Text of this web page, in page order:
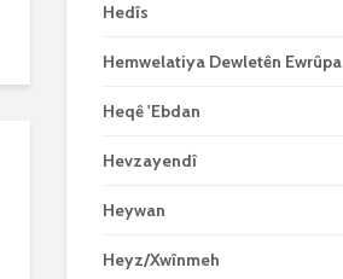
Hedîs
Hemwelatiya Dewletên Ewrûpa
Heqê 'Ebdan
Hevzayendî
Heywan
Heyz/Xwînmeh